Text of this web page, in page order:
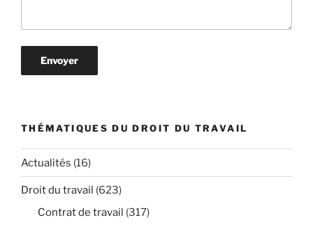
THÉMATIQUES DU DROIT DU TRAVAIL
Actualités (16)
Droit du travail (623)
Contrat de travail (317)